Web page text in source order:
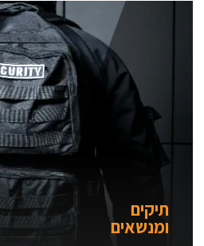
תיקים
ומנשאים